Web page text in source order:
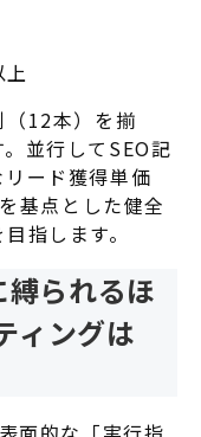
（12本）を揃
並行してSEO記
ード獲得単価
基点とした健全
指します。
縛られるほ
ィングは